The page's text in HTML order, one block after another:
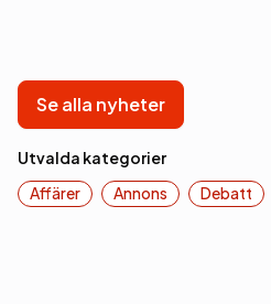
Se alla nyheter
Utvalda kategorier
Affärer
Annons Debatt